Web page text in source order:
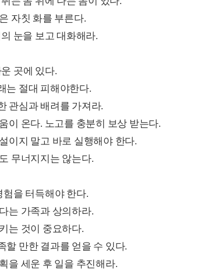
자칫 화를 부른다.
눈을 보고 대화해라.
곳에 있다.
는 절대 피해야한다.
관심과 배려를 가져라.
이 온다. 노고를 충분히 보상 받는다.
이지 말고 바로 실행해야 한다.
무너지지는 않는다.
험을 터득해야 한다.
는 가족과 상의하라.
는 것이 중요하다.
할 만한 결과를 얻을 수 있다.
을 세운 후 일을 추진해라.